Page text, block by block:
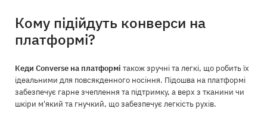
Кому підійдуть конверси на
платформі?
Кеди Converse на платформі також зручні та легкі, що робить їх
ідеальними для повсякденного носіння. Підошва на платформі
забезпечує гарне зчеплення та підтримку, а верх з тканини чи
шкіри м'який та гнучкий, що забезпечує легкість рухів.